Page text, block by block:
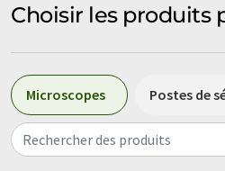
Choisir les produits
Microscopes Postes de
Rechercher des produits